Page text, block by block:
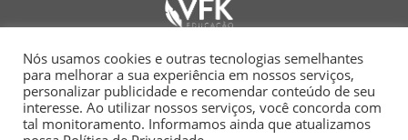
CNPJ: 07.284.949/0001-00
HOME SITEMAP
POLÍTICA DE
PRIVACIDADE
TERMOS E
CONDIÇÕES
Nós usamos cookies e outras tecnologias semelhantes
para melhorar a sua experiência em nossos serviços,
personalizar publicidade e recomendar conteúdo de seu
interesse. Ao utilizar nossos serviços, você concorda com
tal monitoramento. Informamos ainda que atualizamos